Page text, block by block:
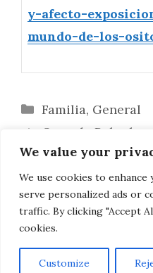
We value your
We use cookies to
serve personalized ads or
traffic. By clicking "Accept
cookies.
Customize
y-afecto-
mundo-de-los-
Categorías
Familia, General
Osos de Peluche:
en la Superación
Orígenes y
de Peluche: Un Viaje
AVISO LEGAL,